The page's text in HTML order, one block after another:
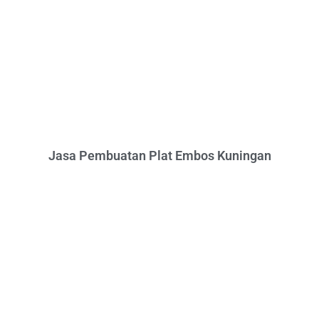
Jasa Pembuatan Plat Embos Kuningan